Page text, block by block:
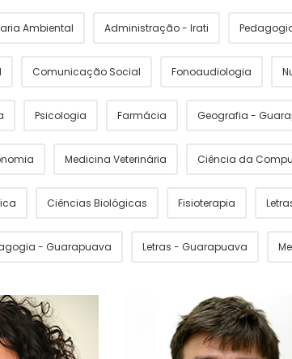
Ambiental Administração - Irati
Comunicação Social Fonoaudiologia
Psicologia Farmácia Geografia -
Medicina Veterinária Ciência da
Ciências Biológicas Fisioterapia
- Guarapuava Letras - Guarapuava